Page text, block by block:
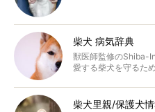
柴犬 病気辞典
獣医師監修のShiba-
愛する柴犬を守るた
柴犬里親/保護犬